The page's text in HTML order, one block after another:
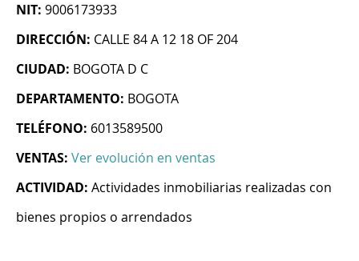
NIT: 9006173933
DIRECCIÓN: CALLE 84 A 12 18 OF 204
CIUDAD: BOGOTA D C
DEPARTAMENTO: BOGOTA
TELÉFONO: 6013589500
VENTAS: Ver evolución en ventas
ACTIVIDAD: Actividades inmobiliarias realizadas con
bienes propios o arrendados